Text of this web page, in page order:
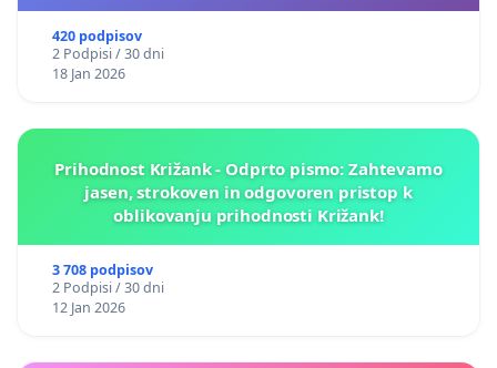
420 podpisov
2 Podpisi / 30 dni
18 Jan 2026
Prihodnost Križank - Odprto pismo: Zahtevamo
jasen, strokoven in odgovoren pristop k
oblikovanju prihodnosti Križank!
3 708 podpisov
2 Podpisi / 30 dni
12 Jan 2026